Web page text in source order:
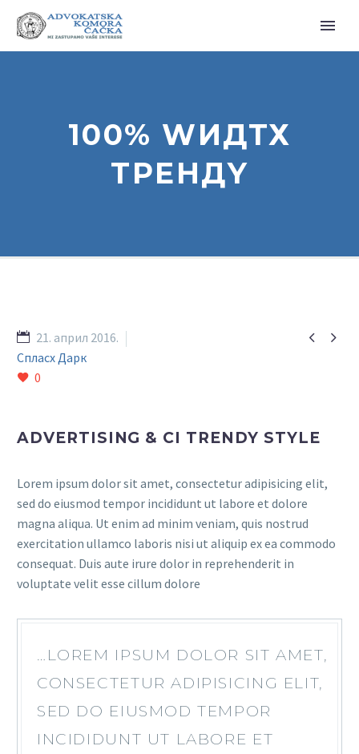
100% WИДТХ
ТРЕНДY
 
21. април 2016.
Спласх Дарк
0
ADVERTISING & CI TRENDY STYLE
Lorem ipsum dolor sit amet, consectetur adipisicing elit,
sed do eiusmod tempor incididunt ut labore et dolore
magna aliqua. Ut enim ad minim veniam, quis nostrud
exercitation ullamco laboris nisi ut aliquip ex ea commodo
consequat. Duis aute irure dolor in reprehenderit in
voluptate velit esse cillum dolore
…LOREM IPSUM DOLOR SIT AMET,
CONSECTETUR ADIPISICING ELIT,
SED DO EIUSMOD TEMPOR
INCIDIDUNT UT LABORE ET